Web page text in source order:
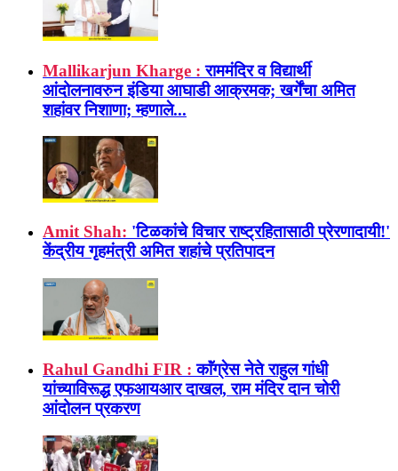
Mallikarjun Kharge : राममंदिर व विद्यार्थी
आंदोलनावरुन इंडिया आघाडी आक्रमक; खर्गेंचा अमित
शहांवर निशाणा; म्हणाले...
Amit Shah: 'टिळकांचे विचार राष्ट्रहितासाठी प्रेरणादायी!'
केंद्रीय गृहमंत्री अमित शहांचे प्रतिपादन
Rahul Gandhi FIR : काॅंग्रेस नेते राहुल गांधी
यांच्याविरूद्ध एफआयआर दाखल, राम मंदिर दान चोरी
आंदोलन प्रकरण